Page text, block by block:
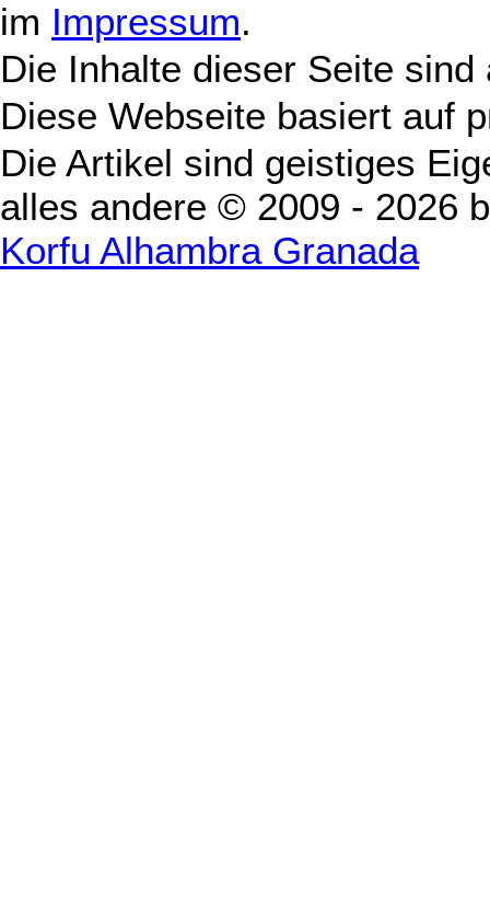
im Impressum.
Die Inhalte dieser Seite
Diese Webseite basiert auf
Die Artikel sind geistiges
alles andere © 2009 - 2026
Korfu Alhambra Granada